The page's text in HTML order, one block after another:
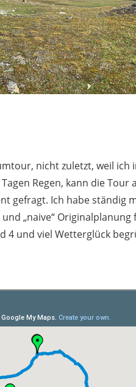
nicht zuletzt, weil
Regen, kann die
gefragt. Ich habe ständig
„naive“
4 und viel Wetterglück